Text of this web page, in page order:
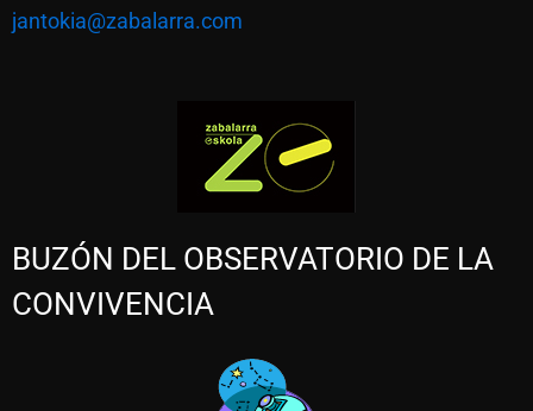
jantokia@zabalarra.com
BUZÓN DEL OBSERVATORIO DE LA
CONVIVENCIA